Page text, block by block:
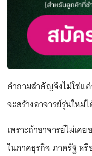
คำถามสำคัญจึงไม่ใช่แ
จะสร้างอาจารย์รุ่นใหม่
เพราะถ้าอาจารย์ไม่เค
ในภาคธุรกิจ ภาครัฐ ห